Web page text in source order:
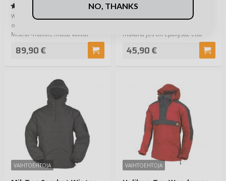
Green
Woodsman Anorakki perustuu
osittain Helikonin aikaisempaan
Mistral -malliin, mutta valitut
89,90 €
mukana jos on epäilystä, että
45,90 €
VAIHTOEHTOJA VAIHTOEHTOJA
NO, THANKS